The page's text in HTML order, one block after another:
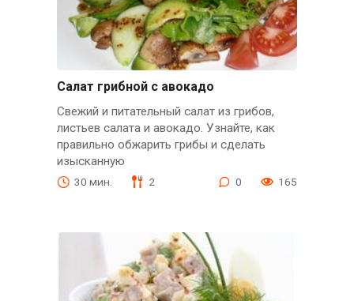
Салат грибной с авокадо
Свежий и питательный салат из грибов,
листьев салата и авокадо. Узнайте, как
правильно обжарить грибы и сделать
изысканную
30 мин. 2 0 165